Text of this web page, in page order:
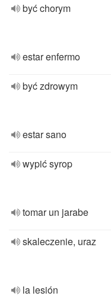
być chorym
estar enfermo
być zdrowym
estar sano
wypić syrop
tomar un jarabe
skaleczenie, uraz
la lesión